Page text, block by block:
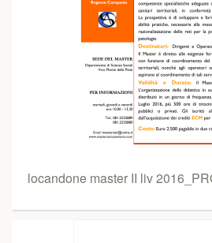
locandone master II liv